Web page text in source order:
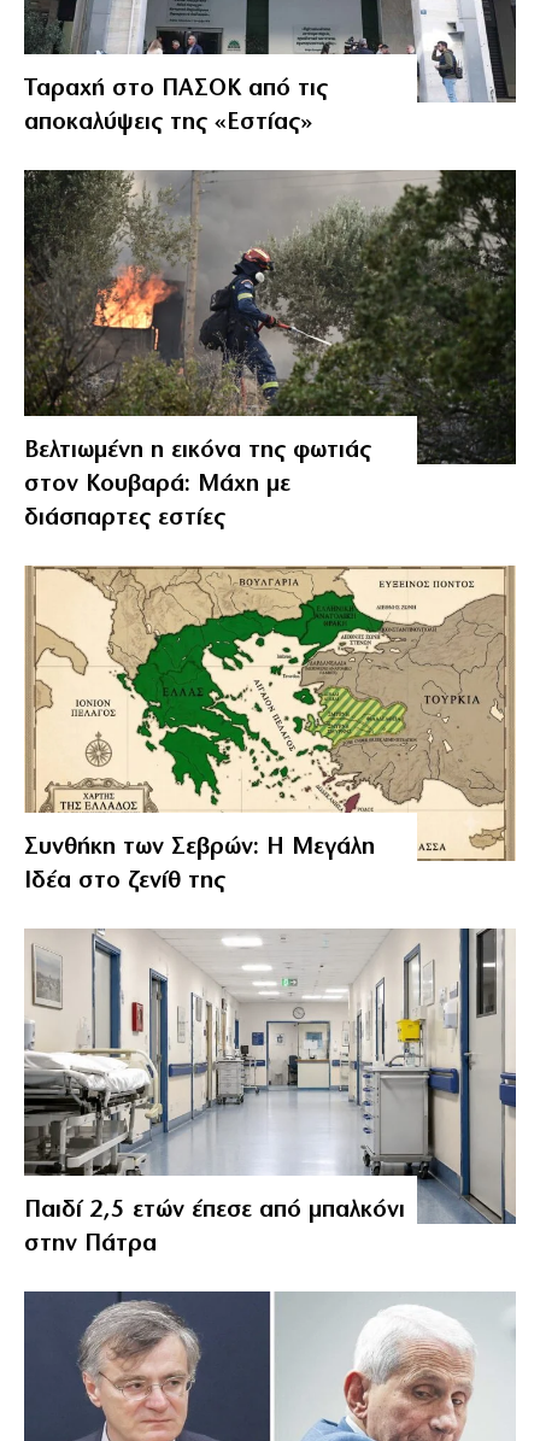
Ταραχή στο ΠΑΣΟΚ από τις
αποκαλύψεις της «Εστίας»
Βελτιωμένη η εικόνα της φωτιάς
στον Κουβαρά: Μάχη με
διάσπαρτες εστίες
Συνθήκη των Σεβρών: Η Μεγάλη
Ιδέα στο ζενίθ της
Παιδί 2,5 ετών έπεσε από μπαλκόνι
στην Πάτρα